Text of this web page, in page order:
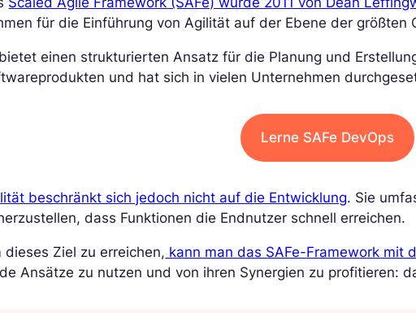
für die Einführung von Agilität auf der Ebene der größten
einen strukturierten Ansatz für die Planung und
und hat sich in vielen Unternehmen
Lerne SAFe DevOps
beschränkt sich jedoch nicht auf die Entwicklung. Sie
dass Funktionen die Endnutzer schnell erreichen.
dieses Ziel zu erreichen, kann man das SAFe-Framework mit
Ansätze zu nutzen und von ihren Synergien zu profitieren: